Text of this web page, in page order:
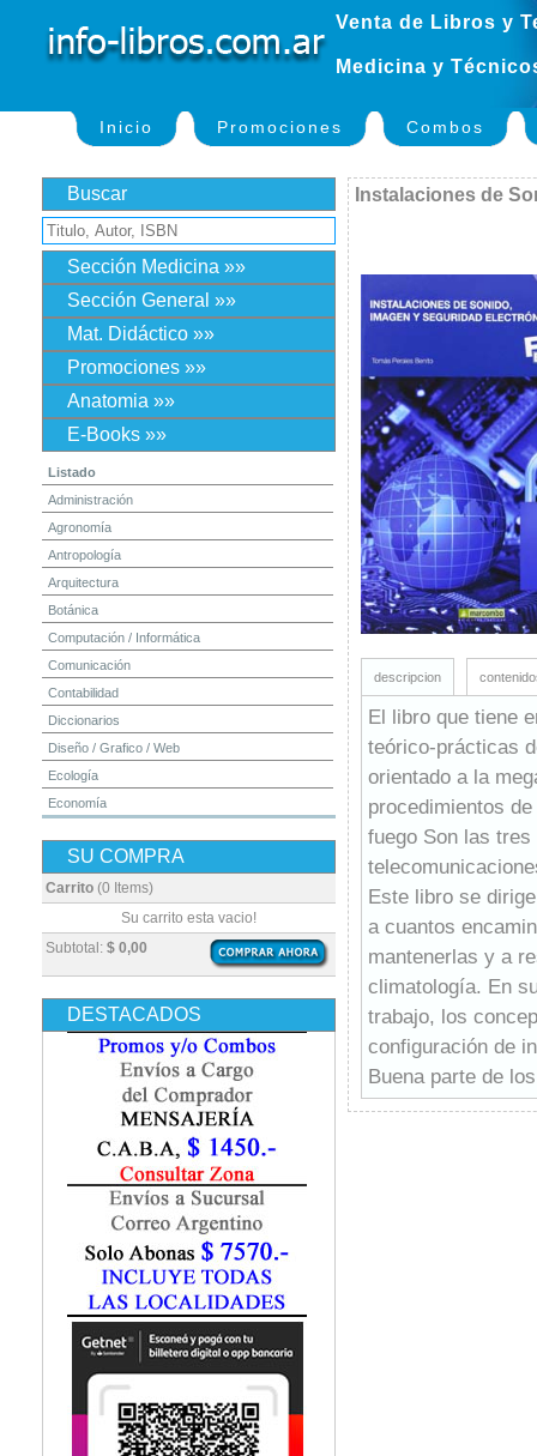
Venta de Libros y
Medicina y
Inicio Promociones Combos
Buscar
Sección Medicina »»
Sección General »»
Mat. Didáctico »»
Promociones »»
Anatomia »»
E-Books »»
Listado
Administración
Agronomía
Antropología
Arquitectura
Botánica
Computación / Informática
Comunicación
Contabilidad
Diccionarios
Diseño / Grafico / Web
Ecología
Economía
Electrónica
Estadística
Física
Higiene y Seguridad
Historia
Ingeniería
Marketing / Publicidad
Metodología Investigación
Negocios
Periodismo
Política
Programación
Psicología
Química
Recursos Humanos
Redes / LAN / WiFi
Sociología
SU COMPRA
Carrito (0 Items)
Subtotal: $ 0,00
Su carrito esta vacio!
DESTACADOS
Instalaciones de
descripcion
El libro que tiene
teórico-prácticas
orientado a la
procedimientos
fuego Son las
Este libro se
a cuantos
mantenerlas y a
climatología. En
trabajo, los
configuración de
Buena parte de